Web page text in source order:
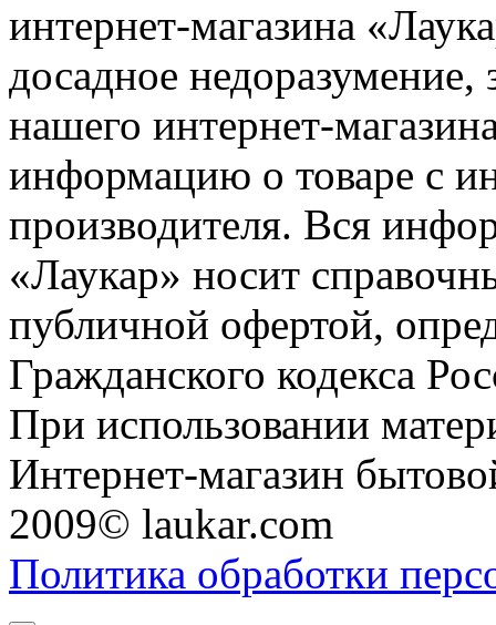
интернет-магазина
досадное недоразумение,
нашего интернет-
информацию о товаре с
производителя. Вся
«Лаукар» носит
публичной офертой,
Гражданского кодекса
При использовании
Интернет-магазин
2009© laukar.com
Политика обработки